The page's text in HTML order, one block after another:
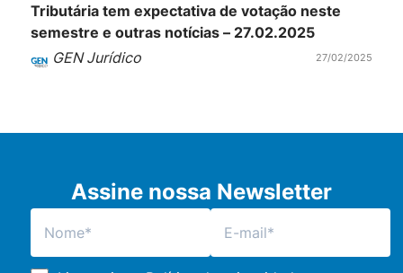
Tributária tem expectativa de votação neste
semestre e outras notícias – 27.02.2025
GEN Jurídico
27/02/2025
Assine nossa Newsletter